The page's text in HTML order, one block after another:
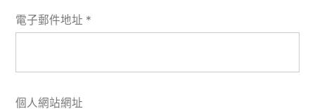
電子郵件地址 *
個人網站網址